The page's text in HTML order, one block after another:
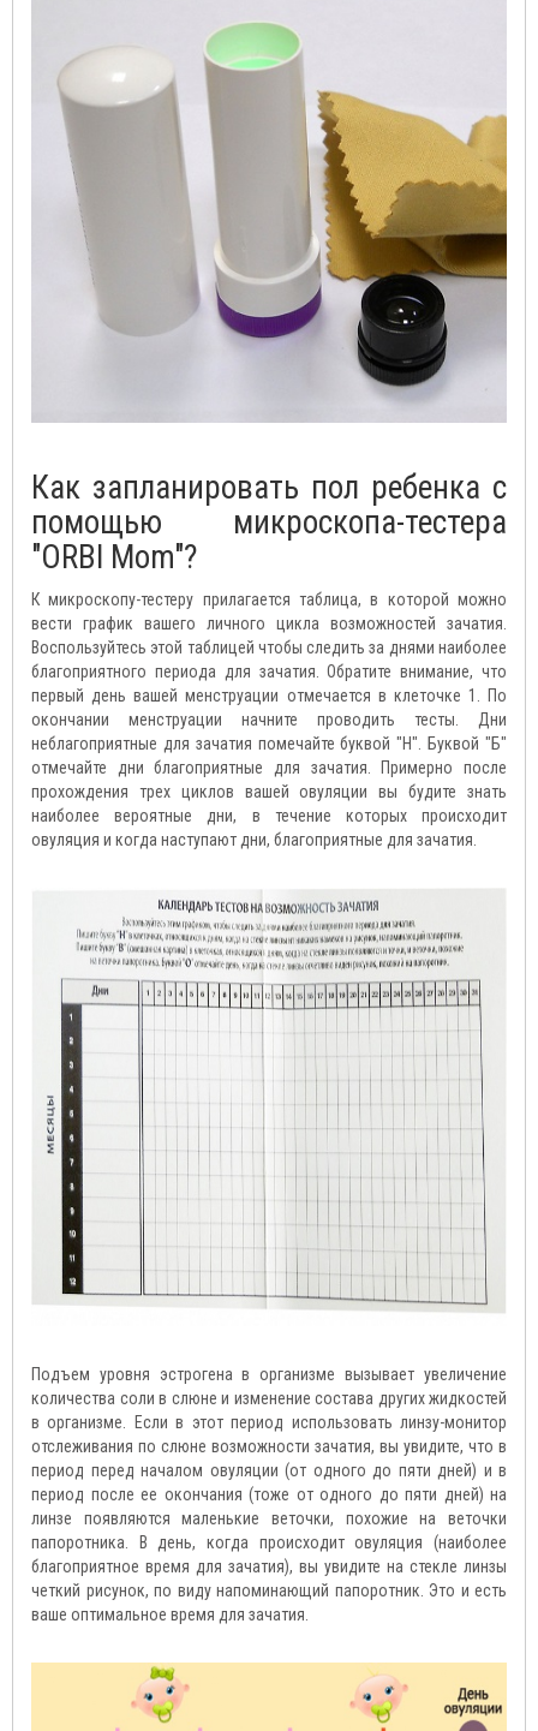
Как запланировать пол ребенка с
помощью микроскопа-тестера
"ORBI Mom"?
К микроскопу-тестеру прилагается таблица, в которой можно
вести график вашего личного цикла возможностей зачатия.
Воспользуйтесь этой таблицей чтобы следить за днями наиболее
благоприятного периода для зачатия. Обратите внимание, что
первый день вашей менструации отмечается в клеточке 1. По
окончании менструации начните проводить тесты. Дни
неблагоприятные для зачатия помечайте буквой "Н". Буквой "Б"
отмечайте дни благоприятные для зачатия. Примерно после
прохождения трех циклов вашей овуляции вы будите знать
наиболее вероятные дни, в течение которых происходит
овуляция и когда наступают дни, благоприятные для зачатия.
Подъем уровня эстрогена в организме вызывает увеличение
количества соли в слюне и изменение состава других жидкостей
в организме. Если в этот период использовать линзу-монитор
отслеживания по слюне возможности зачатия, вы увидите, что в
период перед началом овуляции (от одного до пяти дней) и в
период после ее окончания (тоже от одного до пяти дней) на
линзе появляются маленькие веточки, похожие на веточки
папоротника. В день, когда происходит овуляция (наиболее
благоприятное время для зачатия), вы увидите на стекле линзы
четкий рисунок, по виду напоминающий папоротник. Это и есть
ваше оптимальное время для зачатия.